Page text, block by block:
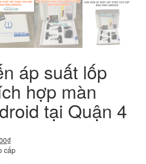
áp suất lốp
hợp màn
tại Quận 4
₫Giá
hiện
cấp